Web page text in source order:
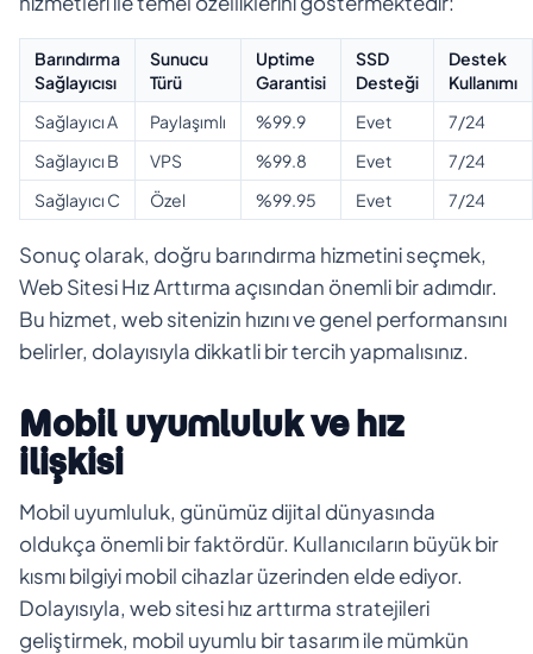
Barındırma
Sağlayıcısı
Sunucu
Türü
Uptime
Garantisi
SSD
Desteği
Destek
Kullanımı
Sağlayıcı A
Paylaşımlı %99.9 Evet
7/24
Sağlayıcı B
VPS %99.8 Evet
7/24
Sağlayıcı C
Özel %99.95 Evet 7/24
Sonuç olarak, doğru barındırma hizmetini seçmek,
Web Sitesi Hız Arttırma açısından önemli bir adımdır.
Bu hizmet, web sitenizin hızını ve genel performansını
belirler, dolayısıyla dikkatli bir tercih yapmalısınız.
Mobil uyumluluk ve hız
ilişkisi
Mobil uyumluluk, günümüz dijital dünyasında
oldukça önemli bir faktördür. Kullanıcıların büyük bir
kısmı bilgiyi mobil cihazlar üzerinden elde ediyor.
Dolayısıyla, web sitesi hız arttırma stratejileri
geliştirmek, mobil uyumlu bir tasarım ile mümkün